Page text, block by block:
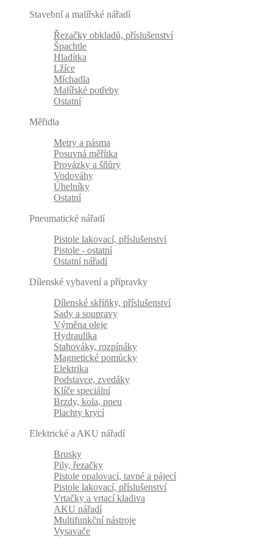
Stavební a malířské nářadí
Řezačky obkladů, příslušenství
Špachtle
Hladítka
Lžíce
Míchadla
Malířské potřeby
Ostatní
Měřidla
Metry a pásma
Posuvná měřítka
Provázky a šňůry
Vodováhy
Úhelníky
Ostatní
Pneumatické nářadí
Pistole lakovací, příslušenství
Pistole - ostatní
Ostatní nářadí
Dílenské vybavení a přípravky
Dílenské skříňky, příslušenství
Sady a soupravy
Výměna oleje
Hydraulika
Stahováky, rozpínáky
Magnetické pomůcky
Elektrika
Podstavce, zvedáky
Klíče speciální
Brzdy, kola, pneu
Plachty krycí
Elektrické a AKU nářadí
Brusky
Pily, řezačky
Pistole opalovací, tavné a pájecí
Pistole lakovací, příslušenství
Vrtačky a vrtací kladiva
AKU nářadí
Multifunkční nástroje
Vysavače